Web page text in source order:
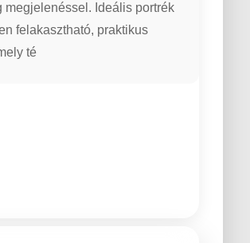
Ideális portrék
felakasztható, praktikus
té